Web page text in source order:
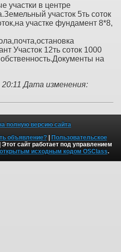
участки в центре
участок 5ть соток
участке фундамент 8*8,
Участок 12ть соток 1000
на
Дата изменения:
полную версию сайта
объявление?| Пользовательское
| Этот сайт работает под управлением
исходным кодом OSClass.